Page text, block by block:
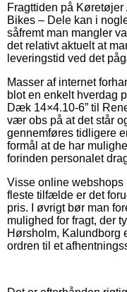
Fragttiden på Køretøjer
Bikes – Dele kan i
såfremt man mangler
det relativt aktuelt at
leveringstid ved det
Masser af internet
blot en enkelt hverdag
Dæk 14×4.10-6” til
vær obs på at det står
gennemføres tidligere
formål at de har
forinden personalet
Visse online webshops
fleste tilfælde er det
pris. I øvrigt bør man
mulighed for fragt, der
Hørsholm, Kalundborg
ordren til et